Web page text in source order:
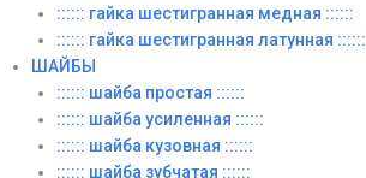
:::::: гайка шестигранная медная ::::::
:::::: гайка шестигранная латунная ::::::
ШАЙБЫ
:::::: шайба простая ::::::
:::::: шайба усиленная ::::::
:::::: шайба кузовная ::::::
:::::: шайба зубчатая ::::::